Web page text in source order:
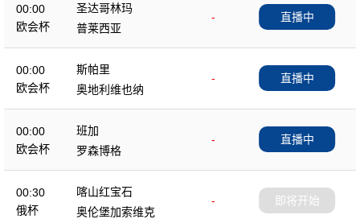
00:00
欧会杯
圣达哥林玛
-
普莱西亚
直播中
00:00
欧会杯
斯帕里
-
奥地利维也纳
直播中
00:00
欧会杯
班加
-
罗森博格
直播中
00:30
俄杯
喀山红宝石
-
奥伦堡加索维克
即将开始